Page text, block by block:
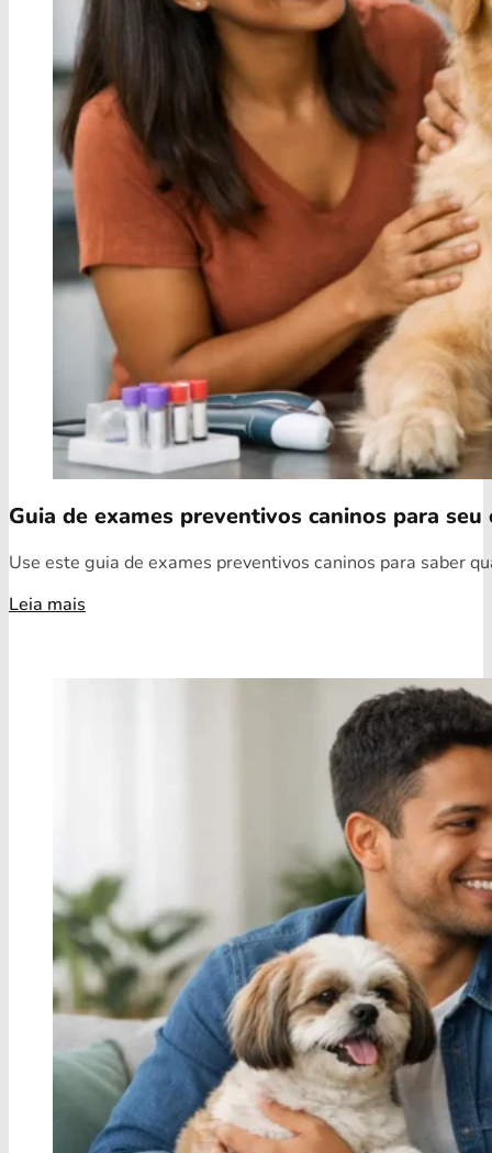
Guia de exames preventivos caninos para seu
Use este guia de exames preventivos caninos para saber
Leia mais